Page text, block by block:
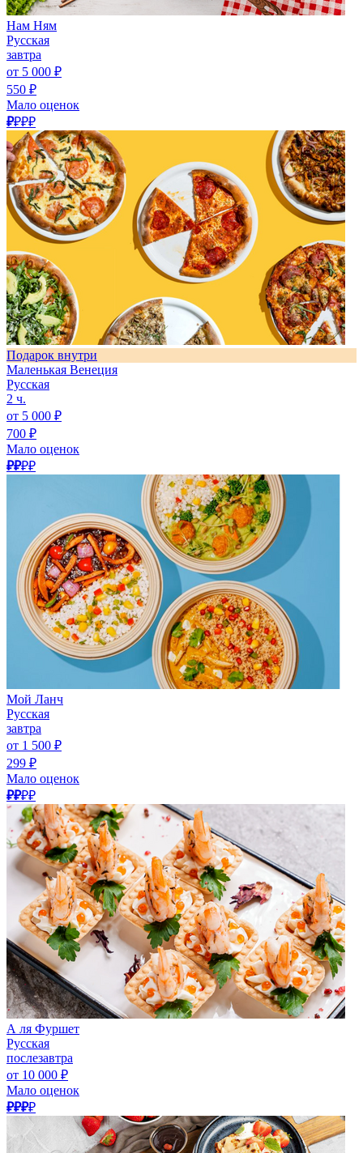
Нам Ням
Русская
завтра
от 5 000 ₽
550 ₽
Мало оценок
₽₽₽₽
Подарок внутри
Маленькая Венеция
Русская
2 ч.
от 5 000 ₽
700 ₽
Мало оценок
₽₽₽₽
Мой Ланч
Русская
завтра
от 1 500 ₽
299 ₽
Мало оценок
₽₽₽₽
А ля Фуршет
Русская
послезавтра
от 10 000 ₽
Мало оценок
₽₽₽₽